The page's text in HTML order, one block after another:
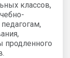
классов,
продленного